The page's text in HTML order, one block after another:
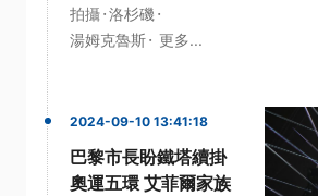
拍攝·洛杉磯 ·
湯姆克魯斯· 更多...
2024-09-10 13:41:18
巴黎市長盼鐵塔續掛
奧運五環 艾菲爾家族